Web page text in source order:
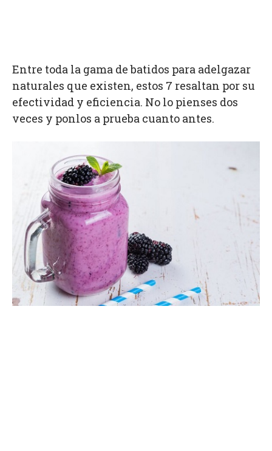
Entre toda la gama de batidos para adelgazar
naturales que existen, estos 7 resaltan por su
efectividad y eficiencia. No lo pienses dos
veces y ponlos a prueba cuanto antes.